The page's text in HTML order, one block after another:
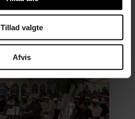
Tillad valgte
Afvis
28